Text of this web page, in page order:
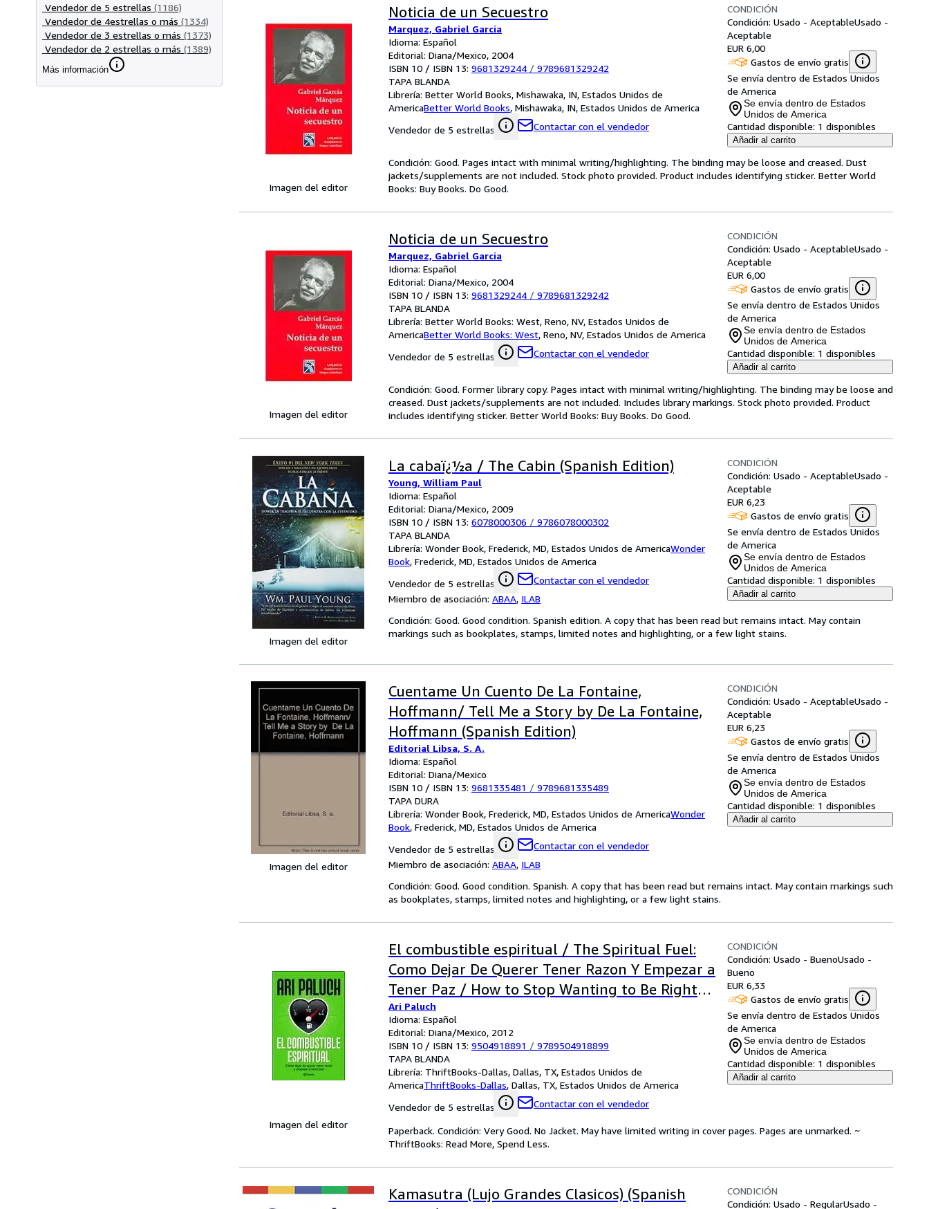
Vendedor de 5 estrellas (1186)
Vendedor de 4estrellas o más (1334)
Vendedor de 3 estrellas o más (1373)
Vendedor de 2 estrellas o más (1389)
Más información
Imagen del editor
Noticia de un Secuestro
Marquez, Gabriel Garcia
Idioma: Español
Editorial: Diana/Mexico, 2004
ISBN 10 / ISBN 13: 9681329244 / 9789681329242
TAPA BLANDA
Librería: Better World Books, Mishawaka, IN, Estados Unidos de
AmericaBetter World Books, Mishawaka, IN, Estados Unidos de America
Vendedor de 5 estrellas
Contactar con el vendedor
CONDICIÓN
Condición: Usado - AceptableUsado -
Aceptable
EUR 6,00
Gastos de envío gratis
Se envía dentro de Estados Unidos
de America
Se envía dentro de Estados
Unidos de America
Cantidad disponible: 1 disponibles
Añadir al carrito
Condición: Good. Pages intact with minimal writing/highlighting. The binding may be loose and creased. Dust
jackets/supplements are not included. Stock photo provided. Product includes identifying sticker. Better World
Books: Buy Books. Do Good.
Imagen del editor
Noticia de un Secuestro
Marquez, Gabriel Garcia
Idioma: Español
Editorial: Diana/Mexico, 2004
ISBN 10 / ISBN 13: 9681329244 / 9789681329242
TAPA BLANDA
Librería: Better World Books: West, Reno, NV, Estados Unidos de
AmericaBetter World Books: West, Reno, NV, Estados Unidos de America
Vendedor de 5 estrellas
Contactar con el vendedor
CONDICIÓN
Condición: Usado - AceptableUsado -
Aceptable
EUR 6,00
Gastos de envío gratis
Se envía dentro de Estados Unidos
de America
Se envía dentro de Estados
Unidos de America
Cantidad disponible: 1 disponibles
Añadir al carrito
Condición: Good. Former library copy. Pages intact with minimal writing/highlighting. The binding may be loose and
creased. Dust jackets/supplements are not included. Includes library markings. Stock photo provided. Product
includes identifying sticker. Better World Books: Buy Books. Do Good.
Imagen del editor
La cabaï¿½a / The Cabin (Spanish Edition)
Young, William Paul
Idioma: Español
Editorial: Diana/Mexico, 2009
ISBN 10 / ISBN 13: 6078000306 / 9786078000302
TAPA BLANDA
Librería: Wonder Book, Frederick, MD, Estados Unidos de AmericaWonder
Book, Frederick, MD, Estados Unidos de America
Vendedor de 5 estrellas
Contactar con el vendedor
Miembro de asociación: ABAA, ILAB
CONDICIÓN
Condición: Usado - AceptableUsado -
Aceptable
EUR 6,23
Gastos de envío gratis
Se envía dentro de Estados Unidos
de America
Se envía dentro de Estados
Unidos de America
Cantidad disponible: 1 disponibles
Añadir al carrito
Condición: Good. Good condition. Spanish edition. A copy that has been read but remains intact. May contain
markings such as bookplates, stamps, limited notes and highlighting, or a few light stains.
Imagen del editor
Cuentame Un Cuento De La Fontaine,
Hoffmann/ Tell Me a Story by De La Fontaine,
Hoffmann (Spanish Edition)
Editorial Libsa, S. A.
Idioma: Español
Editorial: Diana/Mexico
ISBN 10 / ISBN 13: 9681335481 / 9789681335489
TAPA DURA
Librería: Wonder Book, Frederick, MD, Estados Unidos de AmericaWonder
Book, Frederick, MD, Estados Unidos de America
Vendedor de 5 estrellas
Contactar con el vendedor
Miembro de asociación: ABAA, ILAB
CONDICIÓN
Condición: Usado - AceptableUsado -
Aceptable
EUR 6,23
Gastos de envío gratis
Se envía dentro de Estados Unidos
de America
Se envía dentro de Estados
Unidos de America
Cantidad disponible: 1 disponibles
Añadir al carrito
Condición: Good. Good condition. Spanish. A copy that has been read but remains intact. May contain markings such
as bookplates, stamps, limited notes and highlighting, or a few light stains.
Imagen del editor
El combustible espiritual / The Spiritual Fuel:
Como Dejar De Querer Tener Razon Y Empezar a
Tener Paz / How to Stop Wanting to Be Right
and Start to Have Peace (Spanish Edition)
Ari Paluch
Idioma: Español
Editorial: Diana/Mexico, 2012
ISBN 10 / ISBN 13: 9504918891 / 9789504918899
TAPA BLANDA
Librería: ThriftBooks-Dallas, Dallas, TX, Estados Unidos de
AmericaThriftBooks-Dallas, Dallas, TX, Estados Unidos de America
Vendedor de 5 estrellas
Contactar con el vendedor
CONDICIÓN
Condición: Usado - BuenoUsado -
Bueno
EUR 6,33
Gastos de envío gratis
Se envía dentro de Estados Unidos
de America
Se envía dentro de Estados
Unidos de America
Cantidad disponible: 1 disponibles
Añadir al carrito
Paperback. Condición: Very Good. No Jacket. May have limited writing in cover pages. Pages are unmarked. ~
ThriftBooks: Read More, Spend Less.
Kamasutra (Lujo Grandes Clasicos) (Spanish
CONDICIÓN
Condición: Usado - RegularUsado -